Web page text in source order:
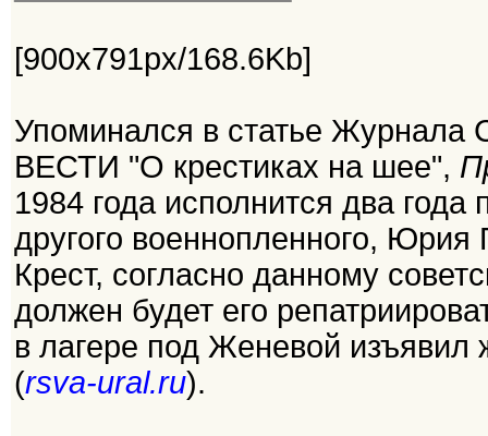
[900x791px/168.6Kb]
Упоминался в статье
ВЕСТИ "О крестиках на шее",
1984 года исполнится два
другого военнопленного,
Крест, согласно данному
должен будет его
в лагере под Женевой
(rsva-ural.ru).